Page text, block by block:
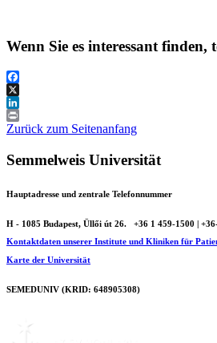
Wenn Sie es interessant finden,
Facebook
X
LinkedIn
Print
Zurück zum Seitenanfang
Semmelweis Universität
Hauptadresse und zentrale Telefonnummer
H - 1085 Budapest, Üllői út 26.
+36 1 459-1500 |
Kontaktdaten unserer Institute und Kliniken für
Karte der Universität
SEMEDUNIV (KRID: 648905308)